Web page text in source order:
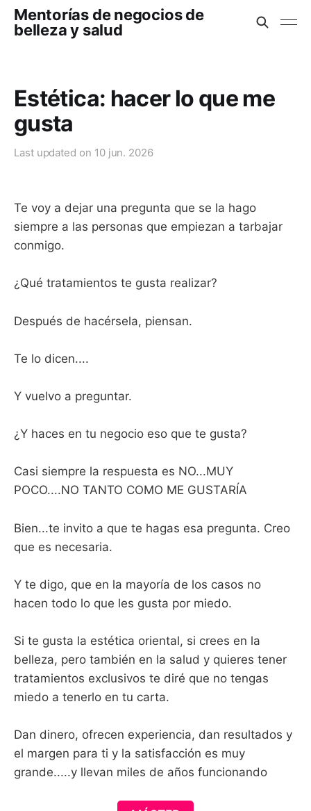
Mentorías de negocios de
belleza y salud
Estética: hacer lo que me
gusta
Last updated on 10 jun. 2026
Te voy a dejar una pregunta que se la hago
siempre a las personas que empiezan a tarbajar
conmigo.
¿Qué tratamientos te gusta realizar?
Después de hacérsela, piensan.
Te lo dicen....
Y vuelvo a preguntar.
¿Y haces en tu negocio eso que te gusta?
Casi siempre la respuesta es NO...MUY
POCO....NO TANTO COMO ME GUSTARÍA
Bien...te invito a que te hagas esa pregunta. Creo
que es necesaria.
Y te digo, que en la mayoría de los casos no
hacen todo lo que les gusta por miedo.
Si te gusta la estética oriental, si crees en la
belleza, pero también en la salud y quieres tener
tratamientos exclusivos te diré que no tengas
miedo a tenerlo en tu carta.
Dan dinero, ofrecen experiencia, dan resultados y
el margen para ti y la satisfacción es muy
grande.....y llevan miles de años funcionando